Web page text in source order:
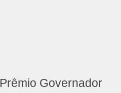
Prêmio Governador